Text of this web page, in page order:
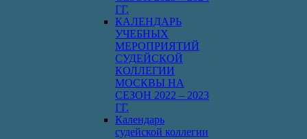
ГГ.
КАЛЕНДАРЬ
УЧЕБНЫХ
МЕРОПРИЯТИЙ
СУДЕЙСКОЙ
КОЛЛЕГИИ
МОСКВЫ НА
СЕЗОН 2022 – 2023
ГГ.
Календарь
судейской коллегии